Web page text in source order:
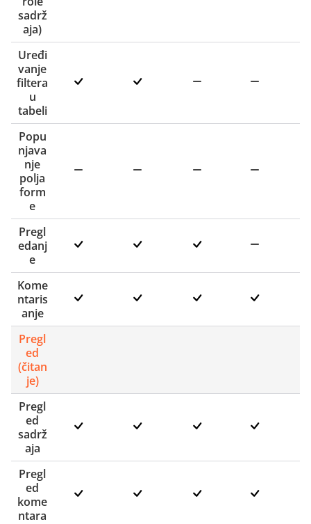
sadrž
aja)
Uređi
vanje
filtera
u
tabeli
Popu
njava
nje
polja
form
e
Pregl
edanj
e
Kome
ntaris
anje
Pregl
ed
(čitan
je)
Pregl
ed
sadrž
aja
Pregl
ed
kome
ntara